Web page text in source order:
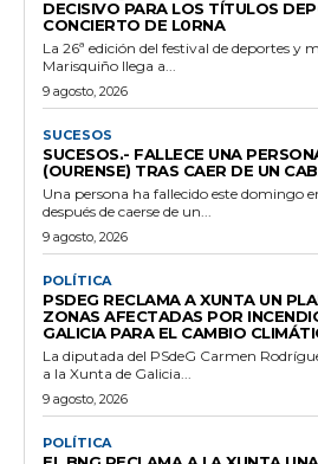
DECISIVO PARA LOS TÍTULOS
CONCIERTO DE L0RNA
La 26ª edición del festival de deportes y
Marisquiño llega a...
9 agosto, 2026
SUCESOS
SUCESOS.- FALLECE UNA
(OURENSE) TRAS CAER DE UN
Una persona ha fallecido este domingo
después de caerse de un...
9 agosto, 2026
POLÍTICA
PSDEG RECLAMA A XUNTA UN
ZONAS AFECTADAS POR
GALICIA PARA EL CAMBIO
La diputada del PSdeG Carmen
a la Xunta de Galicia...
9 agosto, 2026
POLÍTICA